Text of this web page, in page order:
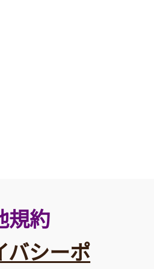
規約
バシーポ